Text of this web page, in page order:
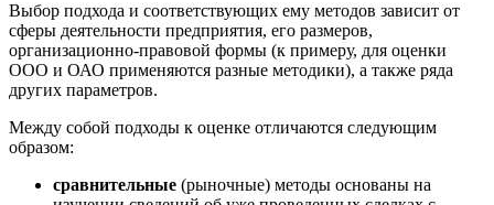
Выбор подхода и соответствующих ему методов зависит от
сферы деятельности предприятия, его размеров,
организационно-правовой формы (к примеру, для оценки
ООО и ОАО применяются разные методики), а также ряда
других параметров.
Между собой подходы к оценке отличаются следующим
образом:
сравнительные (рыночные) методы основаны на
Жуковский
Заводоуковск
Заозерный
Заполярный
Зарайск
Заречный
Звенигород